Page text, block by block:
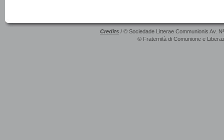
Credits / © Sociedade Litterae Communionis Av.
© Fraternità di Comunione e